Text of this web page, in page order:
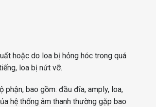
hoặc do loa bị hỏng hóc trong quá
loa bị nứt vỡ.
bao gồm: đầu đĩa, amply, loa,
hệ thống âm thanh thường gặp bao